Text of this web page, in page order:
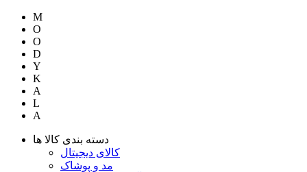
M
O
O
D
Y
K
A
L
A
دسته بندی کالا ها
کالای دیجیتال
مد و پوشاک